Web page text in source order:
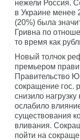
нежели Россия.
в Украине менее
(20%) была
Гривна по
то время как
Новый толчок
премьером
Правительство
сокращение гос.
снизило
ослабило
существования
вливания.
пойти на